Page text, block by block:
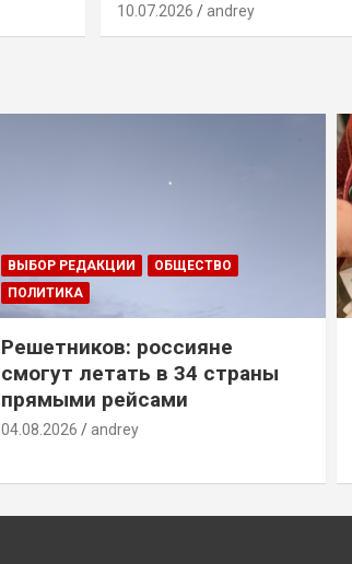
10.07.2026 andrey
ВЫБОР РЕДАКЦИИ
ОБЩЕСТВО
ПОЛИТИКА
Решетников: россияне
смогут летать в 34 страны
прямыми рейсами
04.08.2026 andrey